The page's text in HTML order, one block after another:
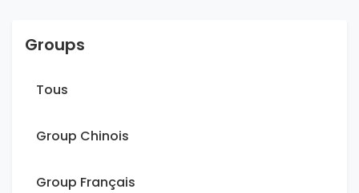
Groups
Tous
Group Chinois
Group Français